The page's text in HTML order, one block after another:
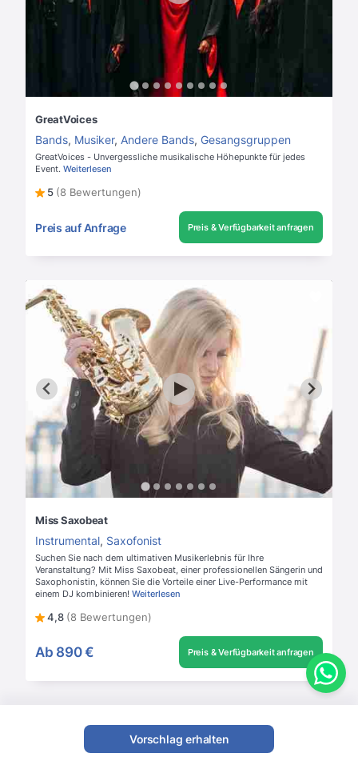
GreatVoices
Bands, Musiker, Andere Bands, Gesangsgruppen
GreatVoices - Unvergessliche musikalische Höhepunkte für jedes
Event. Weiterlesen
5 (8 Bewertungen)
Preis auf Anfrage Preis & Verfügbarkeit anfragen
Miss Saxobeat
Instrumental, Saxofonist
Suchen Sie nach dem ultimativen Musikerlebnis für Ihre
Veranstaltung? Mit Miss Saxobeat, einer professionellen Sängerin und
Saxophonistin, können Sie die Vorteile einer Live-Performance mit
einem DJ kombinieren! Weiterlesen
4,8 (8 Bewertungen)
Ab 890 € Preis & Verfügbarkeit anfragen
Vorschlag erhalten